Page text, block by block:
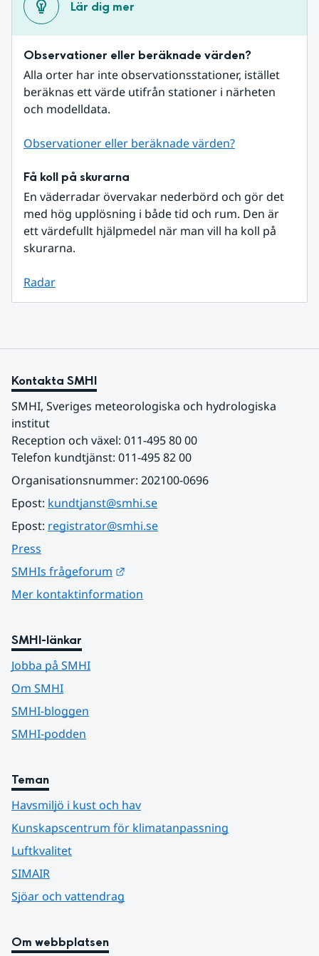
Lär dig mer
Observationer eller beräknade värden?
Alla orter har inte observationsstationer, istället
beräknas ett värde utifrån stationer i närheten
och modelldata.
Observationer eller beräknade värden?
Få koll på skurarna
En väderradar övervakar nederbörd och gör det
med hög upplösning i både tid och rum. Den är
ett värdefullt hjälpmedel när man vill ha koll på
skurarna.
Radar
Kontakta SMHI
SMHI, Sveriges meteorologiska och hydrologiska
institut
Reception och växel: 011-495 80 00
Telefon kundtjänst: 011-495 82 00
Organisationsnummer: 202100-0696
Epost: kundtjanst@smhi.se
Epost: registrator@smhi.se
Press
SMHIs frågeforum
Mer kontaktinformation
SMHI-länkar
Jobba på SMHI
Om SMHI
SMHI-bloggen
SMHI-podden
Teman
Havsmiljö i kust och hav
Kunskapscentrum för klimatanpassning
Luftkvalitet
SIMAIR
Sjöar och vattendrag
Om webbplatsen